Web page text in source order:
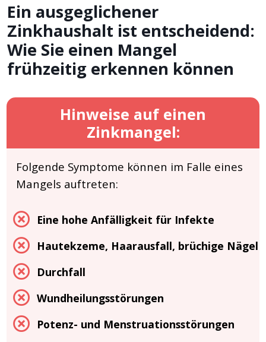
Ein ausgeglichener
Zinkhaushalt ist entscheidend:
Wie Sie einen Mangel
frühzeitig erkennen können
Hinweise auf einen
Zinkmangel:
Folgende Symptome können im Falle eines
Mangels auftreten:
Eine hohe Anfälligkeit für Infekte
Hautekzeme, Haarausfall, brüchige Nägel
Durchfall
Wundheilungsstörungen
Potenz- und Menstruationsstörungen